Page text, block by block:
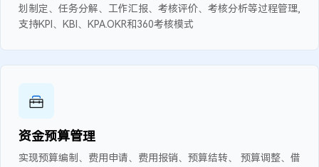
划制定、任务分解、工作汇报、考核评价、考核分析等过程管理,
支持KPI、KBI、KPA.OKR和360考核模式
资金预算管理
实现预算编制、费用申请、费用报销、预算结转、 预算调整、借